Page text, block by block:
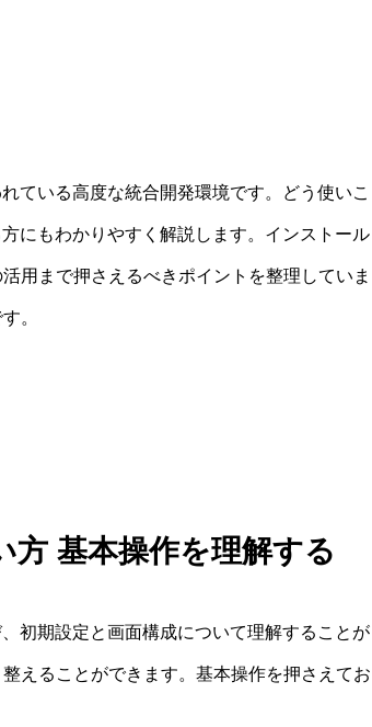
ている高度な統合開発環境です。どう使いこ
にもわかりやすく解説します。インストール
用まで押さえるべきポイントを整理していま
。
基本操作を理解する
初期設定と画面構成について理解することが
えることができます。基本操作を押さえてお